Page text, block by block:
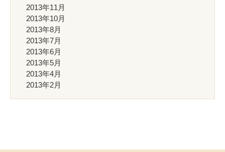
2013年11月
2013年10月
2013年8月
2013年7月
2013年6月
2013年5月
2013年4月
2013年2月